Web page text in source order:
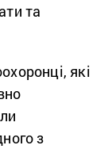
та
які
з